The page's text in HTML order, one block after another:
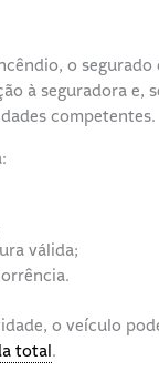
o segurado
à seguradora e,
competentes.
válida;
o veículo
total.